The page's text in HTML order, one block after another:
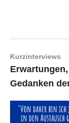
Kurzinterviews
Gedanken